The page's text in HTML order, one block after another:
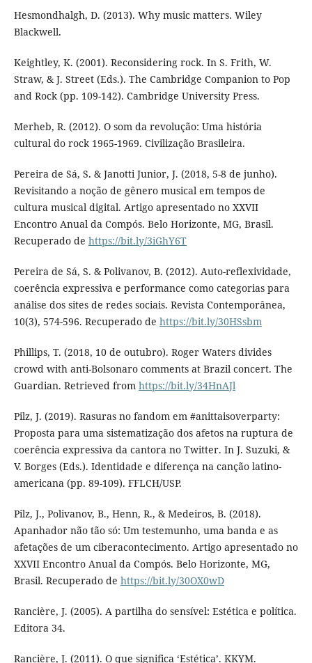
Hesmondhalgh, D. (2013). Why music matters. Wiley
Blackwell.
Keightley, K. (2001). Reconsidering rock. In S. Frith, W.
Straw, & J. Street (Eds.). The Cambridge Companion to Pop
and Rock (pp. 109-142). Cambridge University Press.
Merheb, R. (2012). O som da revolução: Uma história
cultural do rock 1965-1969. Civilização Brasileira.
Pereira de Sá, S. & Janotti Junior, J. (2018, 5-8 de junho).
Revisitando a noção de gênero musical em tempos de
cultura musical digital. Artigo apresentado no XXVII
Encontro Anual da Compós. Belo Horizonte, MG, Brasil.
Recuperado de https://bit.ly/3iGhY6T
Pereira de Sá, S. & Polivanov, B. (2012). Auto-reflexividade,
coerência expressiva e performance como categorias para
análise dos sites de redes sociais. Revista Contemporânea,
10(3), 574-596. Recuperado de https://bit.ly/30HSsbm
Phillips, T. (2018, 10 de outubro). Roger Waters divides
crowd with anti-Bolsonaro comments at Brazil concert. The
Guardian. Retrieved from https://bit.ly/34HnAJl
Pilz, J. (2019). Rasuras no fandom em #anittaisoverparty:
Proposta para uma sistematização dos afetos na ruptura de
coerência expressiva da cantora no Twitter. In J. Suzuki, &
V. Borges (Eds.). Identidade e diferença na canção latino-
americana (pp. 89-109). FFLCH/USP.
Pilz, J., Polivanov, B., Henn, R., & Medeiros, B. (2018).
Apanhador não tão só: Um testemunho, uma banda e as
afetações de um ciberacontecimento. Artigo apresentado no
XXVII Encontro Anual da Compós. Belo Horizonte, MG,
Brasil. Recuperado de https://bit.ly/30OX0wD
Rancière, J. (2005). A partilha do sensível: Estética e política.
Editora 34.
Rancière, J. (2011). O que significa ‘Estética’. KKYM.